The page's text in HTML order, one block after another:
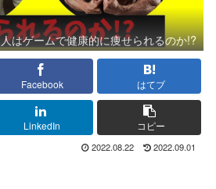
人はゲームで健康的に痩せられるのか!?
Facebook はてブ
LinkedIn コピー
2022.08.22 2022.09.01